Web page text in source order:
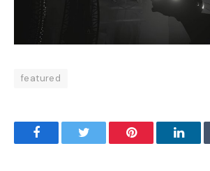
featured
FacebookTwitter Pinterest